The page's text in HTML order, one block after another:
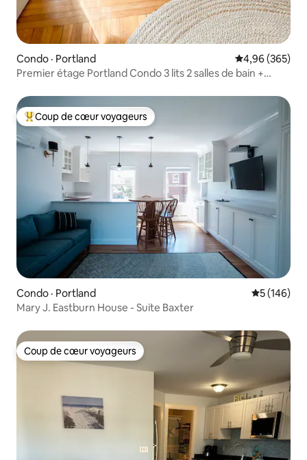
Condo · Portland Note
4,96 (365)
Premier étage Portland Condo 3 lits 2 salles de bain +
Coup de cœur voyageurs parmi les plus aimés
Coup de cœur voyageurs
Condo · Portland Note
5 (146)
Mary J. Eastburn House - Suite Baxter
Coup de cœur voyageurs
Coup de cœur voyageurs